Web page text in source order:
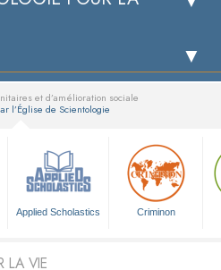
et d’amélioration sociale
l’Église de Scientologie
Applied Scholastics Criminon
LA VIE